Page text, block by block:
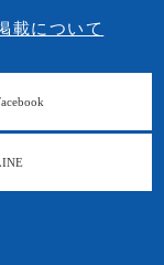
載について